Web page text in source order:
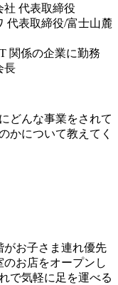
代表取締役
表取締役/富士山麓
関係の企業に勤務
長
どんな事業をされて
かについて教えてく
がお子さま連れ優先
お店をオープンし
で気軽に足を運べる